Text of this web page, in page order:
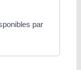
par